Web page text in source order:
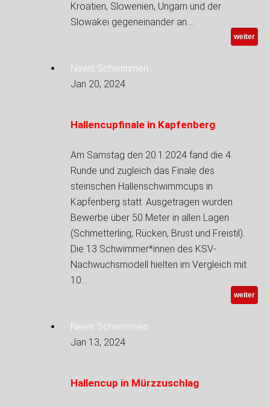
Kroatien, Slowenien, Ungarn und der
Slowakei gegeneinander an.…
weiter
News Schwimmen
Jan 20, 2024
Hallencupfinale in Kapfenberg
Am Samstag den 20.1.2024 fand die 4.
Runde und zugleich das Finale des
steirischen Hallenschwimmcups in
Kapfenberg statt. Ausgetragen wurden
Bewerbe über 50 Meter in allen Lagen
(Schmetterling, Rücken, Brust und Freistil).
Die 13 Schwimmer*innen des KSV-
Nachwuchsmodell hielten im Vergleich mit
10…
weiter
News Schwimmen
Jan 13, 2024
Hallencup in Mürzzuschlag